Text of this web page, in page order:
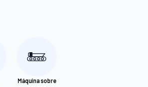
Máquina sobre